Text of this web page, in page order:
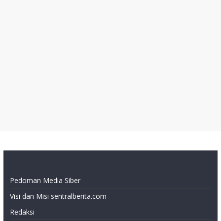
Pedoman Media Siber
Visi dan Misi sentralberita.com
Redaksi